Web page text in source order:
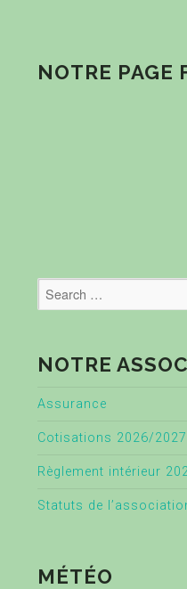
NOTRE PAGE
NOTRE
Assurance
Cotisations 2026/
Règlement intérieur
Statuts de
MÉTÉO